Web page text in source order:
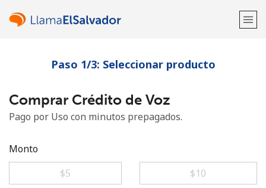
¡Bienvenido!
¿Ya tienes una cuenta?Inicia sesión →
Paso 1/3: Seleccionar producto
Comprar Crédito de Voz
Pago por Uso con minutos prepagados.
Monto
⁦$5⁩
⁦$10⁩